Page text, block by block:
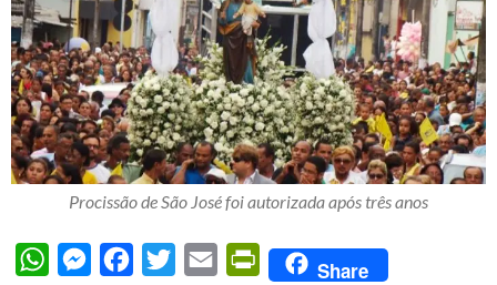
Procissão de São José foi autorizada após três anos
WhatsAppMessengerFacebook
Twitter Email PrintFriendly
Share